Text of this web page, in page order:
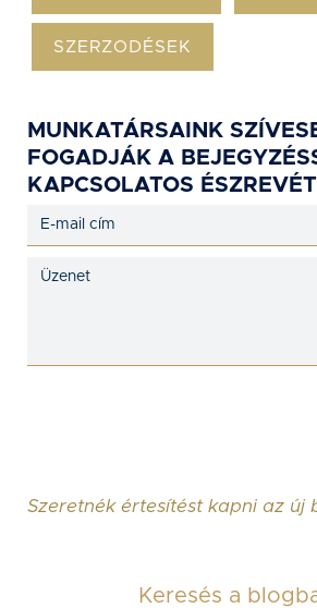
SZERZODÉSEK
MUNKATÁRSAINK
FOGADJÁK A
KAPCSOLATOS
Szeretnék értesítést kapni az új
Keresés a